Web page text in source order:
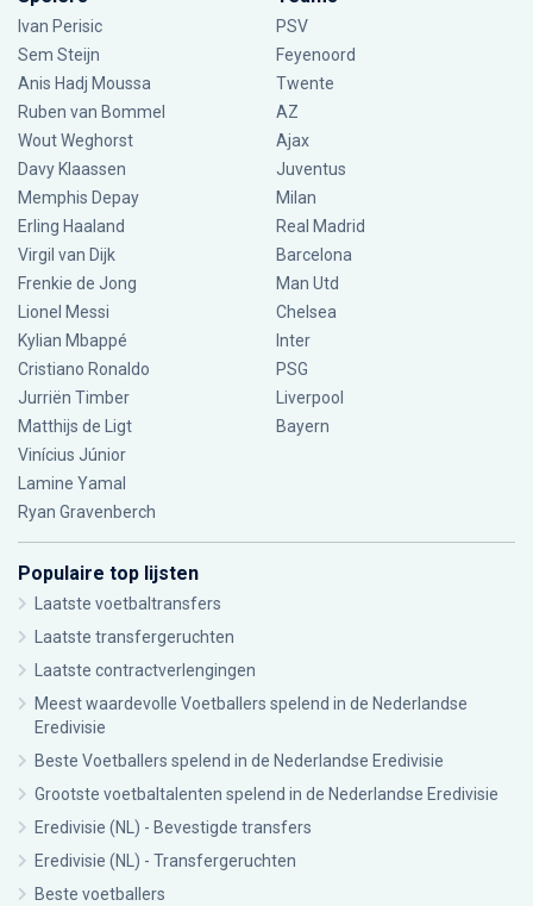
Ivan Perisic
Sem Steijn
Anis Hadj Moussa
Ruben van Bommel
Wout Weghorst
Davy Klaassen
Memphis Depay
Erling Haaland
Virgil van Dijk
Frenkie de Jong
Lionel Messi
Kylian Mbappé
Cristiano Ronaldo
Jurriën Timber
Matthijs de Ligt
Vinícius Júnior
Lamine Yamal
Ryan Gravenberch
PSV
Feyenoord
Twente
AZ
Ajax
Juventus
Milan
Real Madrid
Barcelona
Man Utd
Chelsea
Inter
PSG
Liverpool
Bayern
Populaire top lijsten
Laatste voetbaltransfers
Laatste transfergeruchten
Laatste contractverlengingen
Meest waardevolle Voetballers spelend in de Nederlandse
Eredivisie
Beste Voetballers spelend in de Nederlandse Eredivisie
Grootste voetbaltalenten spelend in de Nederlandse Eredivisie
Eredivisie (NL) - Bevestigde transfers
Eredivisie (NL) - Transfergeruchten
Beste voetballers